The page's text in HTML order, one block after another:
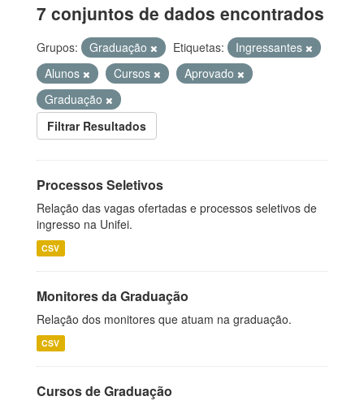
7 conjuntos de dados encontrados
Grupos: Graduação Etiquetas:
Ingressantes
Alunos
Cursos
Aprovado
Graduação
Filtrar Resultados
Processos Seletivos
Relação das vagas ofertadas e processos seletivos de
ingresso na Unifei.
CSV
Monitores da Graduação
Relação dos monitores que atuam na graduação.
CSV
Cursos de Graduação